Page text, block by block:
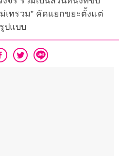
เทรวม” คัดแยกขยะตั้งแต่
ปแบบ